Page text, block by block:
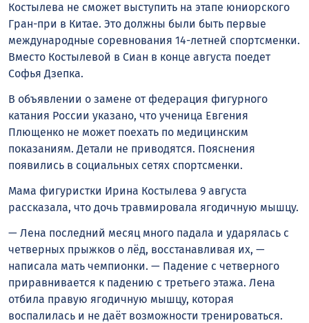
Костылева не сможет выступить на этапе юниорского
Гран-при в Китае. Это должны были быть первые
международные соревнования 14-летней спортсменки.
Вместо Костылевой в Сиан в конце августа поедет
Софья Дзепка.
В объявлении о замене от федерация фигурного
катания России указано, что ученица Евгения
Плющенко не может поехать по медицинским
показаниям. Детали не приводятся. Пояснения
появились в социальных сетях спортсменки.
Мама фигуристки Ирина Костылева 9 августа
рассказала, что дочь травмировала ягодичную мышцу.
— Лена последний месяц много падала и ударялась с
четверных прыжков о лëд, восстанавливая их, —
написала мать чемпионки. — Падение с четверного
приравнивается к падению с третьего этажа. Лена
отбила правую ягодичную мышцу, которая
воспалилась и не даëт возможности тренироваться.